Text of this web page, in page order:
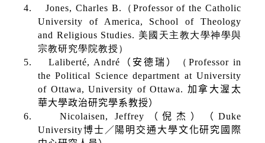
4.
Jones, Charles B. （ Professor of the Catholic
University of America, School of Theology
and Religious Studies. 美國天主教大學神學與
宗教研究學院教授）
5.
Laliberté, André （安德瑞） （ Professor in
the Political Science department at University
of Ottawa, University of Ottawa. 加拿大渥太
華大學政治研究學系教授）
6.
Nicolaisen, Jeffrey （倪杰）（Duke
University博士／陽明交通大學文化研究國際